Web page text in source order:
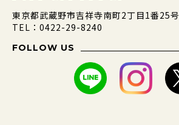
東京都武蔵野市吉祥寺南町2丁目1番25号
TEL：0422-29-8240
FOLLOW US